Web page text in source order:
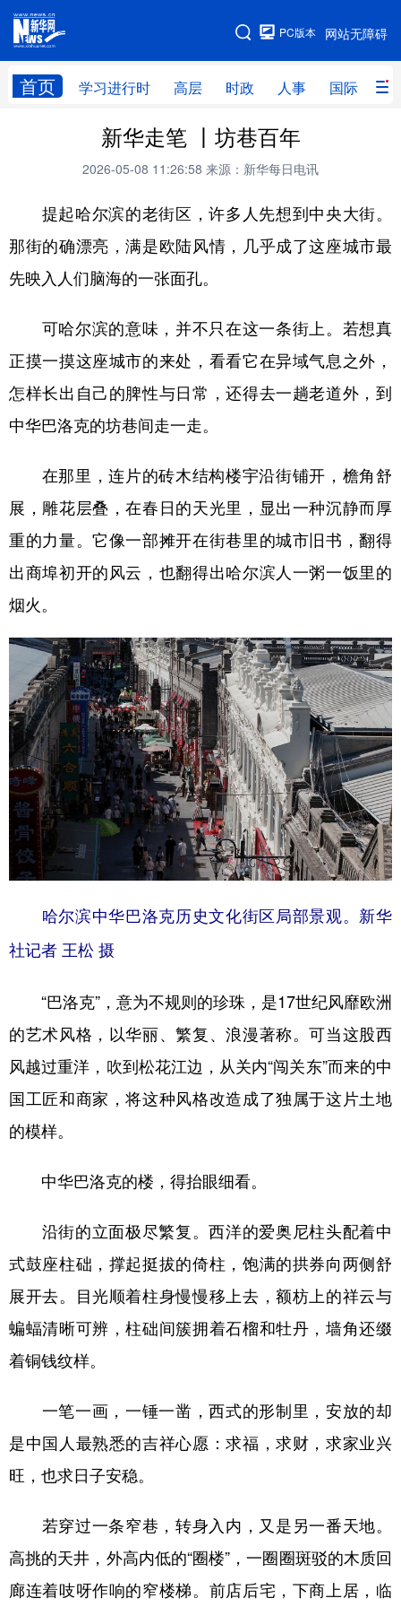
网站无障碍
PC版本
首页 学习进行时 高层 时政 人事 国际 财
网站地图
高层 时政
财经 网评
台湾 思客智库 全球连线 教育
科技 科创 量子 体育
文化 书画
访谈 视频 图片 政务
法律 中央文件 金融 汽车
食品 人居 信息化 数字经济
学术中国 乡村振兴
城市 旅游 能源 会展
彩票 娱乐 时尚 悦读
公益 一带一路 亚太网 上市公司
文化产业
地方频道
北京 天津 河北 山西
辽宁 吉林 上海 江苏
浙江 安徽 福建 江西
山东 河南 湖北 湖南
广东 广西 海南 重庆
四川 贵州 云南 西藏
陕西 甘肃 青海 宁夏
新疆
多语种频道
English Español Français عربى
Русский язык 日本語 한국어
Deutsch
新华走笔 丨坊巷百年
2026-05-08 11:26:58 来源：新华每日电讯
提起哈尔滨的老街区，许多人先想到中央大街。
那街的确漂亮，满是欧陆风情，几乎成了这座城市最
先映入人们脑海的一张面孔。
可哈尔滨的意味，并不只在这一条街上。若想真
正摸一摸这座城市的来处，看看它在异域气息之外，
怎样长出自己的脾性与日常，还得去一趟老道外，到
中华巴洛克的坊巷间走一走。
在那里，连片的砖木结构楼宇沿街铺开，檐角舒
展，雕花层叠，在春日的天光里，显出一种沉静而厚
重的力量。它像一部摊开在街巷里的城市旧书，翻得
出商埠初开的风云，也翻得出哈尔滨人一粥一饭里的
烟火。
哈尔滨中华巴洛克历史文化街区局部景观。新华
社记者 王松 摄
“巴洛克”，意为不规则的珍珠，是17世纪风靡欧洲
的艺术风格，以华丽、繁复、浪漫著称。可当这股西
风越过重洋，吹到松花江边，从关内“闯关东”而来的中
国工匠和商家，将这种风格改造成了独属于这片土地
的模样。
中华巴洛克的楼，得抬眼细看。
沿街的立面极尽繁复。西洋的爱奥尼柱头配着中
式鼓座柱础，撑起挺拔的倚柱，饱满的拱券向两侧舒
展开去。目光顺着柱身慢慢移上去，额枋上的祥云与
蝙蝠清晰可辨，柱础间簇拥着石榴和牡丹，墙角还缀
着铜钱纹样。
一笔一画，一锤一凿，西式的形制里，安放的却
是中国人最熟悉的吉祥心愿：求福，求财，求家业兴
旺，也求日子安稳。
若穿过一条窄巷，转身入内，又是另一番天地。
高挑的天井，外高内低的“圈楼”，一圈圈斑驳的木质回
廊连着吱呀作响的窄楼梯。前店后宅，下商上居，临